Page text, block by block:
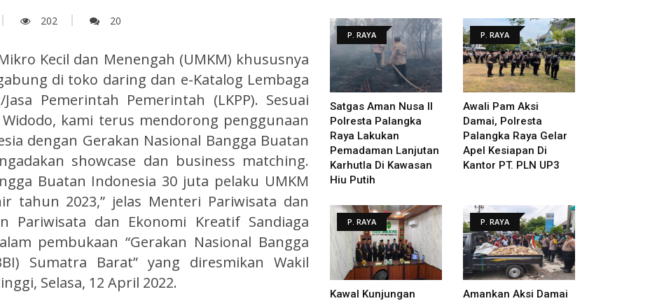
202 20
Kecil dan Menengah (UMKM) khususnya
di toko daring dan e-Katalog Lembaga
Pemerintah Pemerintah (LKPP). Sesuai
kami terus mendorong penggunaan
dengan Gerakan Nasional Bangga Buatan
showcase dan business matching.
Buatan Indonesia 30 juta pelaku UMKM
tahun 2023,” jelas Menteri Pariwisata dan
Pariwisata dan Ekonomi Kreatif Sandiaga
pembukaan “Gerakan Nasional Bangga
Sumatra Barat” yang diresmikan Wakil
Selasa, 12 April 2022.
P. RAYA
Satgas Aman Nusa II
Polresta Palangka
Raya Lakukan
Pemadaman Lanjutan
Karhutla Di Kawasan
Hiu Putih
P. RAYA
Awali Pam Aksi
Damai, Polresta
Palangka Raya Gelar
Apel Kesiapan Di
Kantor PT. PLN UP3
P. RAYA
Kawal Kunjungan
P. RAYA
Amankan Aksi Damai